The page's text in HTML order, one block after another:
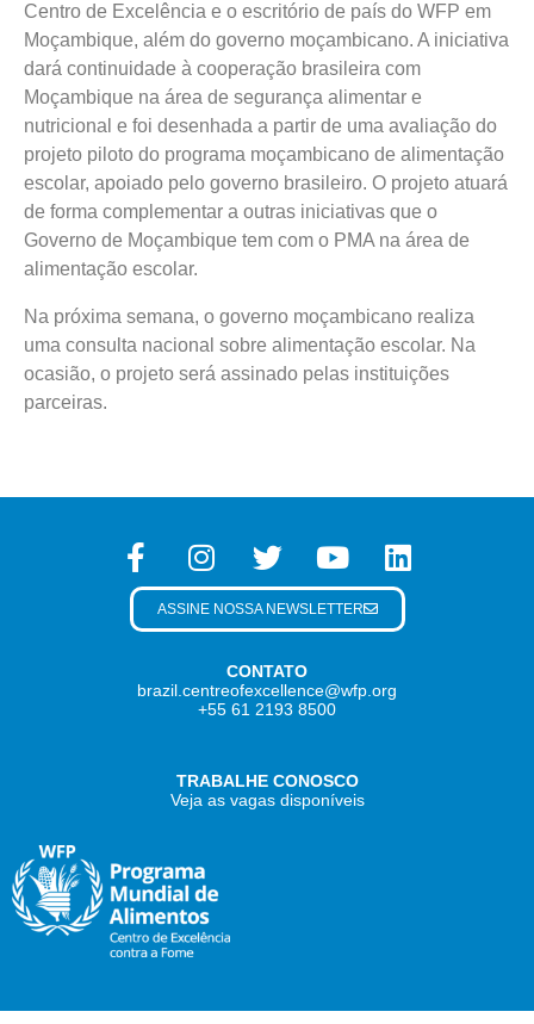
Centro de Excelência e o escritório de país do WFP em
Moçambique, além do governo moçambicano. A iniciativa
dará continuidade à cooperação brasileira com
Moçambique na área de segurança alimentar e
nutricional e foi desenhada a partir de uma avaliação do
projeto piloto do programa moçambicano de alimentação
escolar, apoiado pelo governo brasileiro. O projeto atuará
de forma complementar a outras iniciativas que o
Governo de Moçambique tem com o PMA na área de
alimentação escolar.
Na próxima semana, o governo moçambicano realiza
uma consulta nacional sobre alimentação escolar. Na
ocasião, o projeto será assinado pelas instituições
parceiras.
CONTATO
brazil.centreofexcellence@wfp.org
+55 61 2193 8500
TRABALHE CONOSCO
Veja as vagas disponíveis
ASSINE NOSSA NEWSLETTER